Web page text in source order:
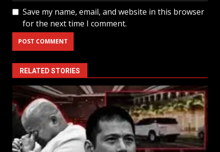
Save my name, email, and website in this browser
for the next time I comment.
RELATED STORIES